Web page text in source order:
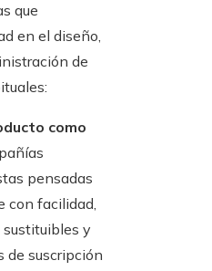
que
en el diseño,
de
como
pensadas
con facilidad,
y
de suscripción